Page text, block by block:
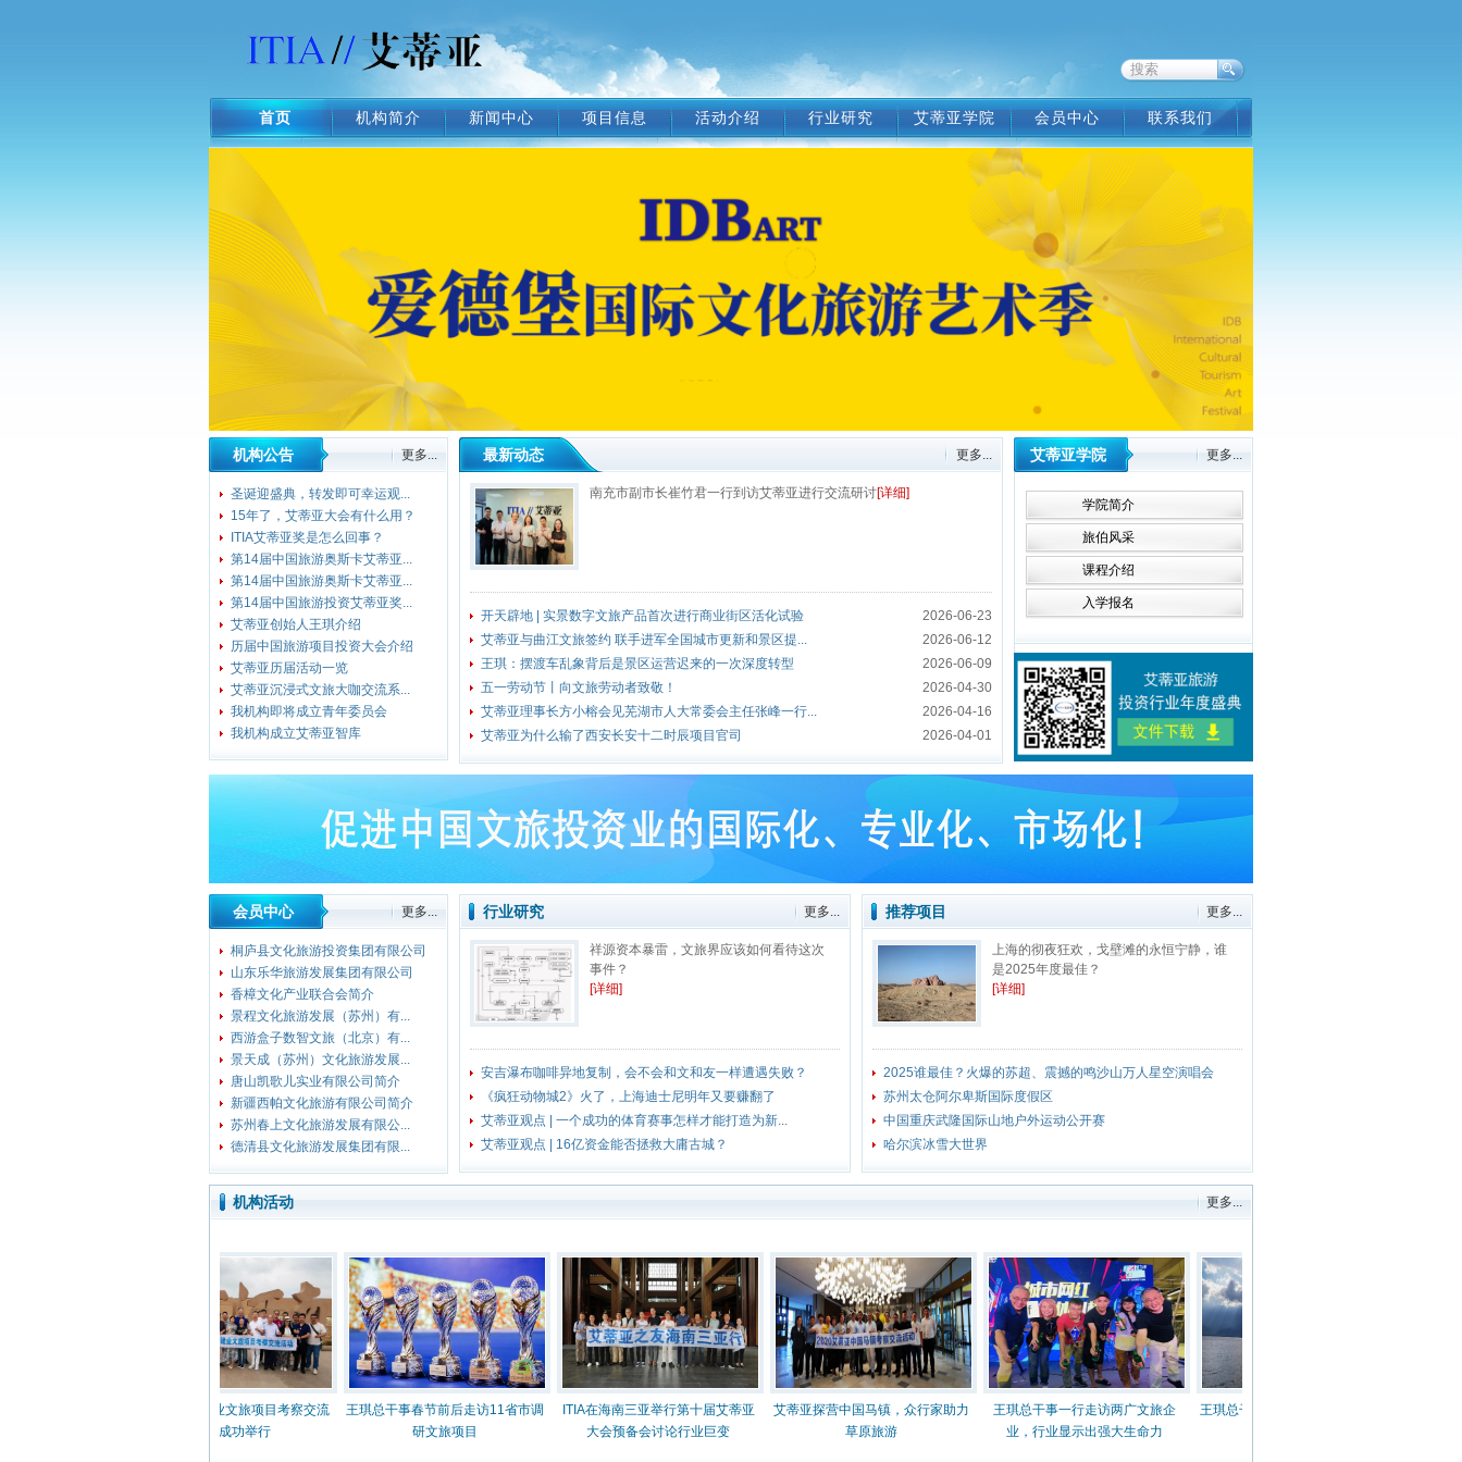
首页 机构简介 新闻中心 项目信息 活动介绍 行业研究 艾蒂亚学院 会员中心 联系我们
更多...
机构公告
圣诞迎盛典，转发即可幸运观...
15年了，艾蒂亚大会有什么用？
ITIA艾蒂亚奖是怎么回事？
第14届中国旅游奥斯卡艾蒂亚...
第14届中国旅游奥斯卡艾蒂亚...
第14届中国旅游投资艾蒂亚奖...
艾蒂亚创始人王琪介绍
历届中国旅游项目投资大会介绍
艾蒂亚历届活动一览
艾蒂亚沉浸式文旅大咖交流系...
我机构即将成立青年委员会
我机构成立艾蒂亚智库
更多...
最新动态
南充市副市长崔竹君一行到访艾蒂亚进行交流研讨[详细]
2026-06-23
开天辟地 | 实景数字文旅产品首次进行商业街区活化试验
2026-06-12
艾蒂亚与曲江文旅签约 联手进军全国城市更新和景区提...
2026-06-09
王琪：摆渡车乱象背后是景区运营迟来的一次深度转型
2026-04-30
五一劳动节丨向文旅劳动者致敬！
2026-04-16
艾蒂亚理事长方小榕会见芜湖市人大常委会主任张峰一行...
2026-04-01
艾蒂亚为什么输了西安长安十二时辰项目官司
更多...
艾蒂亚学院
学院简介
旅伯风采
课程介绍
入学报名
更多...
会员中心
桐庐县文化旅游投资集团有限公司
山东乐华旅游发展集团有限公司
香樟文化产业联合会简介
景程文化旅游发展（苏州）有...
西游盒子数智文旅（北京）有...
景天成（苏州）文化旅游发展...
唐山凯歌儿实业有限公司简介
新疆西帕文化旅游有限公司简介
苏州春上文化旅游发展有限公...
德清县文化旅游发展集团有限...
更多...
行业研究
祥源资本暴雷，文旅界应该如何看待这次
事件？
[详细]
安吉瀑布咖啡异地复制，会不会和文和友一样遭遇失败？
《疯狂动物城2》火了，上海迪士尼明年又要赚翻了
艾蒂亚观点 | 一个成功的体育赛事怎样才能打造为新...
艾蒂亚观点 | 16亿资金能否拯救大庸古城？
更多...
推荐项目
上海的彻夜狂欢，戈壁滩的永恒宁静，谁
是2025年度最佳？
[详细]
2025谁最佳？火爆的苏超、震撼的鸣沙山万人星空演唱会
苏州太仓阿尔卑斯国际度假区
中国重庆武隆国际山地户外运动公开赛
哈尔滨冰雪大世界
更多...
机构活动
艾蒂亚河南建业文旅项目考察交流
活动成功举行
王琪总干事春节前后走访11省市调
研文旅项目
ITIA在海南三亚举行第十届艾蒂亚
大会预备会讨论行业巨变
艾蒂亚探营中国马镇，众行家助力
草原旅游
王琪总干事一行走访两广文旅企
业，行业显示出强大生命力
王琪总干事一行赴云南考察文旅市